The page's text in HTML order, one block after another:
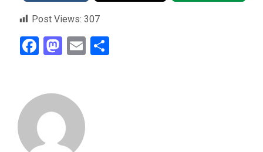
Post Views: 307
Facebook
Mastodon
Email